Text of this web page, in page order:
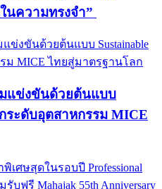
นความทรงจำ”
แข่งขันด้วยต้นแบบ
ระดับอุตสาหกรรม MICE